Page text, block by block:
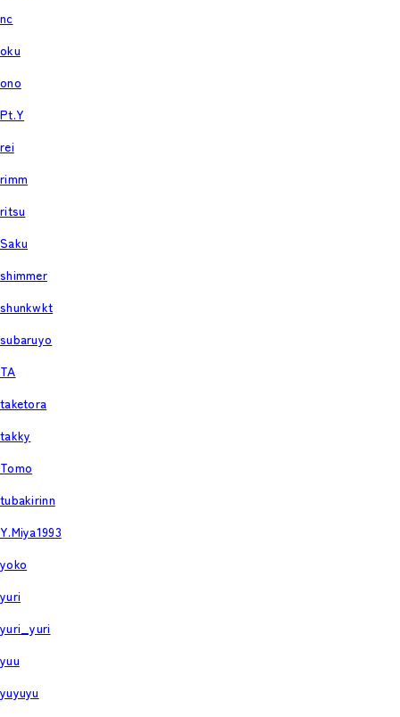
nc
oku
ono
Pt.Y
rei
rimm
ritsu
Saku
shimmer
shunkwkt
subaruyo
TA
taketora
takky
Tomo
tubakirinn
Y.Miya1993
yoko
yuri
yuri_yuri
yuu
yuyuyu